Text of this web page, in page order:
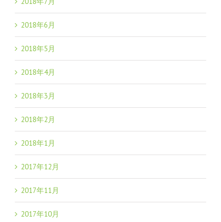
2018年6月
2018年5月
2018年4月
2018年3月
2018年2月
2018年1月
2017年12月
2017年11月
2017年10月